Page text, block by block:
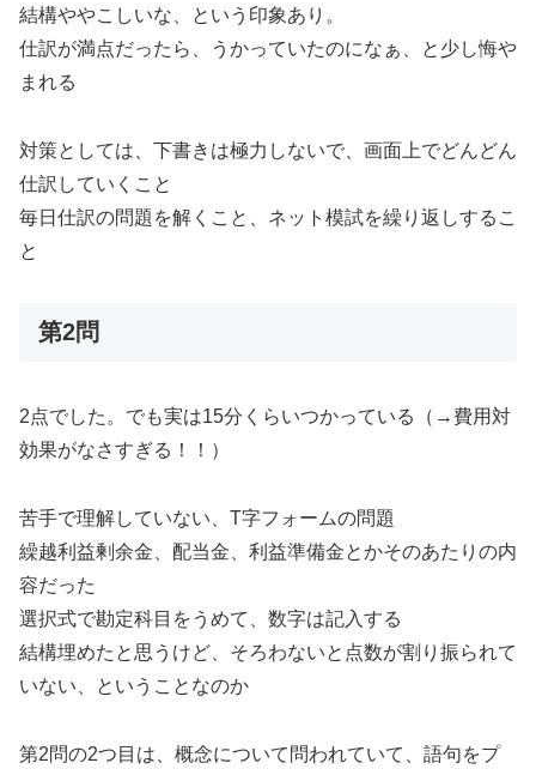
結構ややこしいな、という印象あり。
仕訳が満点だったら、うかっていたのになぁ、と少し悔や
まれる
対策としては、下書きは極力しないで、画面上でどんどん
仕訳していくこと
毎日仕訳の問題を解くこと、ネット模試を繰り返しするこ
と
第2問
2点でした。でも実は15分くらいつかっている（→費用対
効果がなさすぎる！！）
苦手で理解していない、T字フォームの問題
繰越利益剰余金、配当金、利益準備金とかそのあたりの内
容だった
選択式で勘定科目をうめて、数字は記入する
結構埋めたと思うけど、そろわないと点数が割り振られて
いない、ということなのか
第2問の2つ目は、概念について問われていて、語句をプ